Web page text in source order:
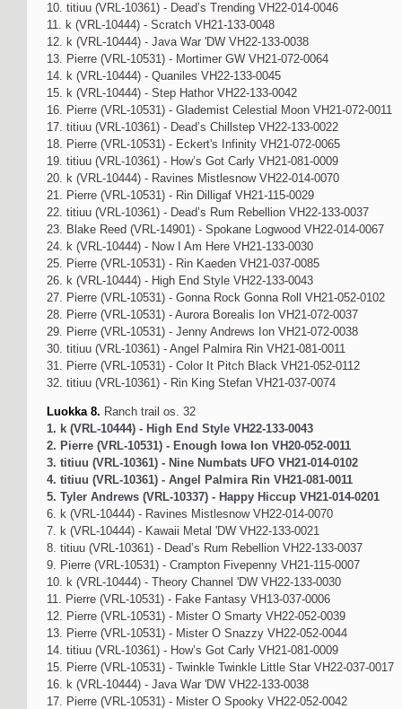
10. titiuu (VRL-10361) - Dead’s Trending VH22-014-0046
11. k (VRL-10444) - Scratch VH21-133-0048
12. k (VRL-10444) - Java War 'DW VH22-133-0038
13. Pierre (VRL-10531) - Mortimer GW VH21-072-0064
14. k (VRL-10444) - Quaniles VH22-133-0045
15. k (VRL-10444) - Step Hathor VH22-133-0042
16. Pierre (VRL-10531) - Glademist Celestial Moon VH21-072-0011
17. titiuu (VRL-10361) - Dead’s Chillstep VH22-133-0022
18. Pierre (VRL-10531) - Eckert's Infinity VH21-072-0065
19. titiuu (VRL-10361) - How’s Got Carly VH21-081-0009
20. k (VRL-10444) - Ravines Mistlesnow VH22-014-0070
21. Pierre (VRL-10531) - Rin Dilligaf VH21-115-0029
22. titiuu (VRL-10361) - Dead’s Rum Rebellion VH22-133-0037
23. Blake Reed (VRL-14901) - Spokane Logwood VH22-014-0067
24. k (VRL-10444) - Now I Am Here VH21-133-0030
25. Pierre (VRL-10531) - Rin Kaeden VH21-037-0085
26. k (VRL-10444) - High End Style VH22-133-0043
27. Pierre (VRL-10531) - Gonna Rock Gonna Roll VH21-052-0102
28. Pierre (VRL-10531) - Aurora Borealis Ion VH21-072-0037
29. Pierre (VRL-10531) - Jenny Andrews Ion VH21-072-0038
30. titiuu (VRL-10361) - Angel Palmira Rin VH21-081-0011
31. Pierre (VRL-10531) - Color It Pitch Black VH21-052-0112
32. titiuu (VRL-10361) - Rin King Stefan VH21-037-0074
Luokka 8. Ranch trail os. 32
1. k (VRL-10444) - High End Style VH22-133-0043
2. Pierre (VRL-10531) - Enough Iowa Ion VH20-052-0011
3. titiuu (VRL-10361) - Nine Numbats UFO VH21-014-0102
4. titiuu (VRL-10361) - Angel Palmira Rin VH21-081-0011
5. Tyler Andrews (VRL-10337) - Happy Hiccup VH21-014-0201
6. k (VRL-10444) - Ravines Mistlesnow VH22-014-0070
7. k (VRL-10444) - Kawaii Metal 'DW VH22-133-0021
8. titiuu (VRL-10361) - Dead’s Rum Rebellion VH22-133-0037
9. Pierre (VRL-10531) - Crampton Fivepenny VH21-115-0007
10. k (VRL-10444) - Theory Channel 'DW VH22-133-0030
11. Pierre (VRL-10531) - Fake Fantasy VH13-037-0006
12. Pierre (VRL-10531) - Mister O Smarty VH22-052-0039
13. Pierre (VRL-10531) - Mister O Snazzy VH22-052-0044
14. titiuu (VRL-10361) - How’s Got Carly VH21-081-0009
15. Pierre (VRL-10531) - Twinkle Twinkle Little Star VH22-037-0017
16. k (VRL-10444) - Java War 'DW VH22-133-0038
17. Pierre (VRL-10531) - Mister O Spooky VH22-052-0042